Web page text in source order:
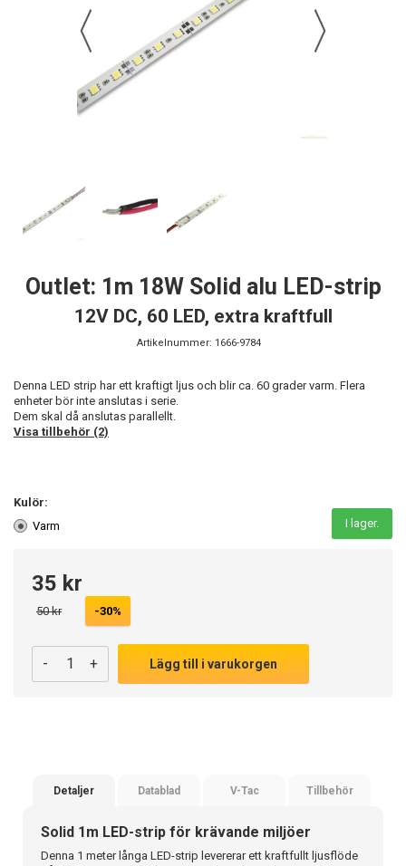
Outlet: 1m 18W Solid alu LED-strip
12V DC, 60 LED, extra kraftfull
Artikelnummer: 1666-9784
Denna LED strip har ett kraftigt ljus och blir ca. 60 grader varm. Flera
enheter bör inte anslutas i serie.
Dem skal då anslutas parallellt.
Visa tillbehör (2)
Kulör:
Varm
I lager.
35 kr
50 kr -30%
- + Lägg till i varukorgen
Detaljer Datablad V-Tac Tillbehör
Solid 1m LED-strip för krävande miljöer
Denna 1 meter långa LED-strip levererar ett kraftfullt ljusflöde